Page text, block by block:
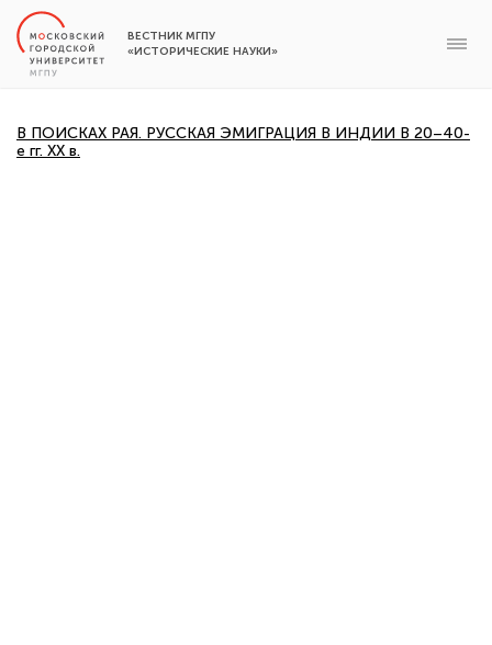
ВЕСТНИК МГПУ
«ИСТОРИЧЕСКИЕ НАУКИ»
В ПОИСКАХ РАЯ. РУССКАЯ ЭМИГРАЦИЯ В ИНДИИ В 20–40-
е гг. XX в.